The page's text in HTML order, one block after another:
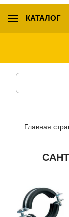
КАТАЛОГ
Главная